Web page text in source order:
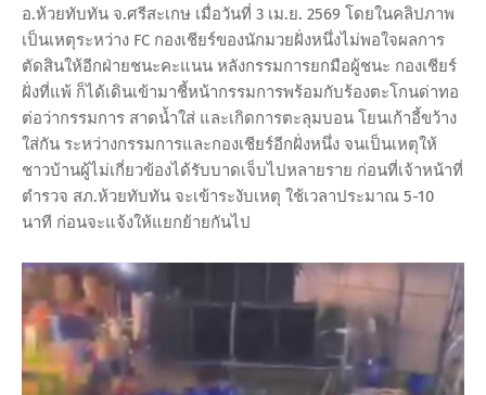
อ.ห้วยทับทัน จ.ศรีสะเกษ เมื่อวันที่ 3 เม.ย. 2569 โดยในคลิปภาพ
เป็นเหตุระหว่าง FC กองเชียร์ของนักมวยฝั่งหนึ่งไม่พอใจผลการ
ตัดสินให้อีกฝ่ายชนะคะแนน หลังกรรมการยกมือผู้ชนะ กองเชียร์
ฝั่งที่แพ้ ก็ได้เดินเข้ามาชี้หน้ากรรมการพร้อมกับร้องตะโกนด่าทอ
ต่อว่ากรรมการ สาดน้ำใส่ และเกิดการตะลุมบอน โยนเก้าอี้ขว้าง
ใส่กัน ระหว่างกรรมการและกองเชียร์อีกฝั่งหนึ่ง จนเป็นเหตุให้
ชาวบ้านผู้ไม่เกี่ยวข้องได้รับบาดเจ็บไปหลายราย ก่อนที่เจ้าหน้าที่
ตำรวจ สภ.ห้วยทับทัน จะเข้าระงับเหตุ ใช้เวลาประมาณ 5-10
นาที ก่อนจะแจ้งให้แยกย้ายกันไป